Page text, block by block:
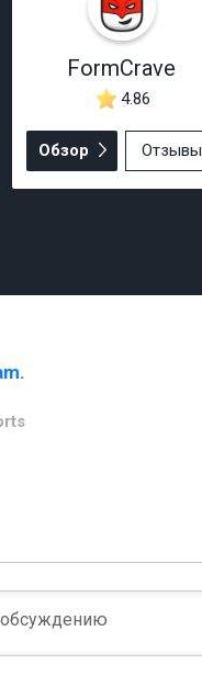
FormCrave
4.86
Обзор Отзывы